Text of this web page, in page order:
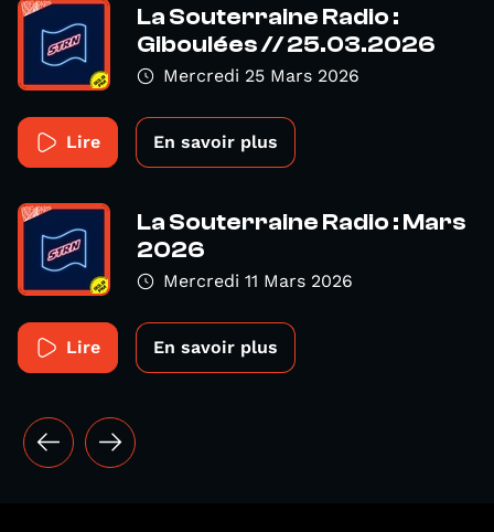
La Souterraine Radio :
Giboulées // 25.03.2026
Mercredi 25 Mars 2026
Lire En savoir plus
La Souterraine Radio : Mars
2026
Mercredi 11 Mars 2026
Lire En savoir plus